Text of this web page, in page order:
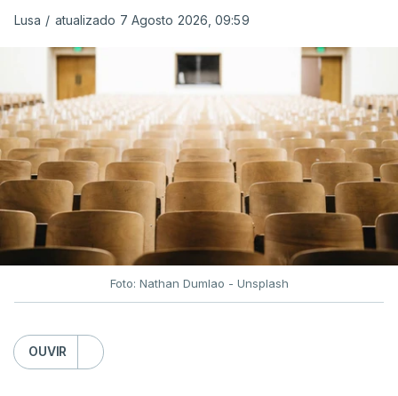
Depois de uma subida inicial devido à guerra no
Irão, à tensão geopolítica no Médio Oriente e ao
fecho do estreito de Ormuz, os preços dos
combustíveis desceram durante o cessar-fogo
entre Washington e Teerão.
No entanto, com o retomar do conflito, as últimas
semanas têm sido marcadas por uma subida
acentuada, tendência que deverá ser revertida na
próxima semana.
c/Lusa
Lusa / atualizado 7 Agosto 2026, 09:59
Foto: Nathan Dumlao - Unsplash
OUVIR